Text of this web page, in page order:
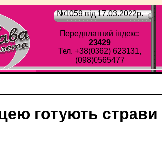
№1059 від 17.03.2022p.
Передплатний індекс:
23429
Тел. +38(0362) 623131,
(098)0565477
готують